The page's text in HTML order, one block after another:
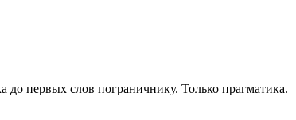
первых слов пограничнику. Только прагматика.